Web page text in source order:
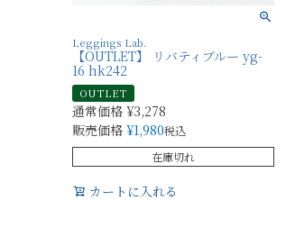
Leggings Lab.
【OUTLET】 リバティブルー yg-
16 hk242
OUTLET
通常価格 ¥3,278
販売価格 ¥1,980税込
在庫切れ
カートに入れる